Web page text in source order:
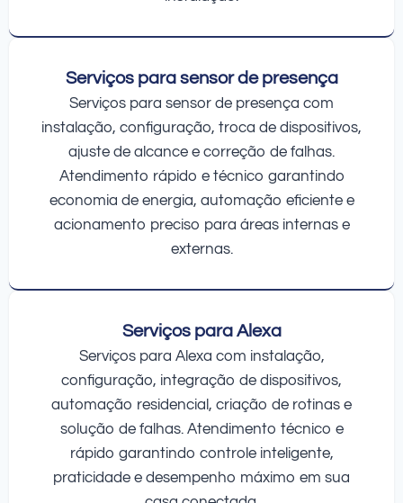
Serviços para sensor de presença
Serviços para sensor de presença com
instalação, configuração, troca de dispositivos,
ajuste de alcance e correção de falhas.
Atendimento rápido e técnico garantindo
economia de energia, automação eficiente e
acionamento preciso para áreas internas e
externas.
Serviços para Alexa
Serviços para Alexa com instalação,
configuração, integração de dispositivos,
automação residencial, criação de rotinas e
solução de falhas. Atendimento técnico e
rápido garantindo controle inteligente,
praticidade e desempenho máximo em sua